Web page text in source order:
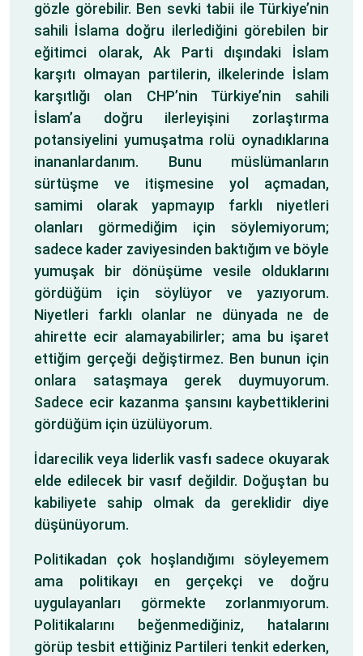
gözle görebilir. Ben sevki tabii ile Türkiye’nin
sahili İslama doğru ilerlediğini görebilen bir
eğitimci olarak, Ak Parti dışındaki İslam
karşıtı olmayan partilerin, ilkelerinde İslam
karşıtlığı olan CHP’nin Türkiye’nin sahili
İslam’a doğru ilerleyişini zorlaştırma
potansiyelini yumuşatma rolü oynadıklarına
inananlardanım. Bunu müslümanların
sürtüşme ve itişmesine yol açmadan,
samimi olarak yapmayıp farklı niyetleri
olanları görmediğim için söylemiyorum;
sadece kader zaviyesinden baktığım ve böyle
yumuşak bir dönüşüme vesile olduklarını
gördüğüm için söylüyor ve yazıyorum.
Niyetleri farklı olanlar ne dünyada ne de
ahirette ecir alamayabilirler; ama bu işaret
ettiğim gerçeği değiştirmez. Ben bunun için
onlara sataşmaya gerek duymuyorum.
Sadece ecir kazanma şansını kaybettiklerini
gördüğüm için üzülüyorum.
İdarecilik veya liderlik vasfı sadece okuyarak
elde edilecek bir vasıf değildir. Doğuştan bu
kabiliyete sahip olmak da gereklidir diye
düşünüyorum.
Politikadan çok hoşlandığımı söyleyemem
ama politikayı en gerçekçi ve doğru
uygulayanları görmekte zorlanmıyorum.
Politikalarını beğenmediğiniz, hatalarını
görüp tesbit ettiğiniz Partileri tenkit ederken,